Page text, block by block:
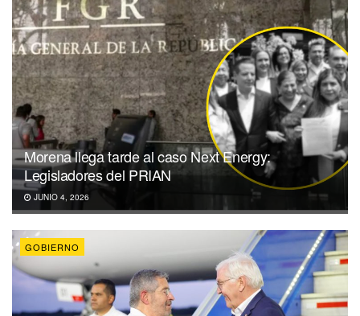
Morena llega tarde al caso Next Energy:
Legisladores del PRIAN
JUNIO 4, 2026
GOBIERNO